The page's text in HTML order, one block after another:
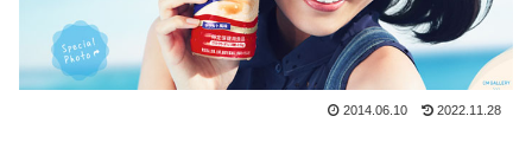
2014.06.10 2022.11.28